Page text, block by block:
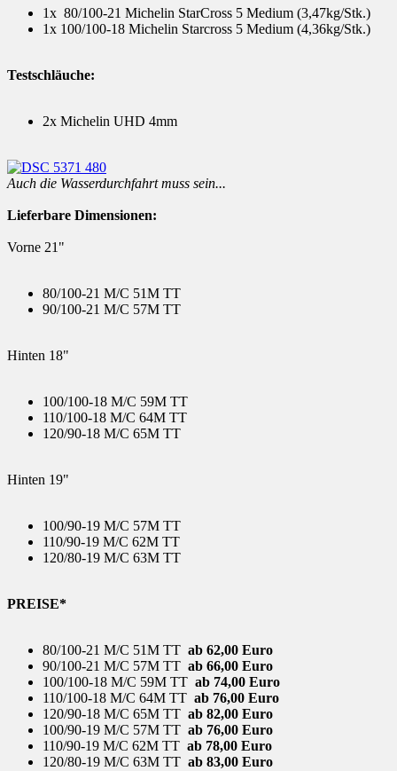
1x 80/100-21 Michelin StarCross 5 Medium (3,47kg/Stk.)
1x 100/100-18 Michelin Starcross 5 Medium (4,36kg/Stk.)
Testschläuche:
2x Michelin UHD 4mm
Auch die Wasserdurchfahrt muss sein...
Lieferbare Dimensionen:
Vorne 21"
80/100-21 M/C 51M TT
90/100-21 M/C 57M TT
Hinten 18"
100/100-18 M/C 59M TT
110/100-18 M/C 64M TT
120/90-18 M/C 65M TT
Hinten 19"
100/90-19 M/C 57M TT
110/90-19 M/C 62M TT
120/80-19 M/C 63M TT
PREISE*
80/100-21 M/C 51M TT ab 62,00 Euro
90/100-21 M/C 57M TT ab 66,00 Euro
100/100-18 M/C 59M TT ab 74,00 Euro
110/100-18 M/C 64M TT ab 76,00 Euro
120/90-18 M/C 65M TT ab 82,00 Euro
100/90-19 M/C 57M TT ab 76,00 Euro
110/90-19 M/C 62M TT ab 78,00 Euro
120/80-19 M/C 63M TT ab 83,00 Euro